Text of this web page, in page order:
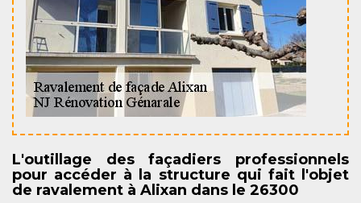
L'outillage des façadiers professionnels
pour accéder à la structure qui fait l'objet
de ravalement à Alixan dans le 26300